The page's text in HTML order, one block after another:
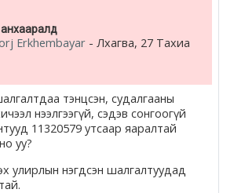
Erkhembayar -Лхагва, 27 Тахиа
0
тэнцсэн, судалгааны
нээлгээгүй, сэдэв сонгоогүй
11320579 утсаар яаралтай
уу?
улирлын нэгдсэн шалгалтуудад